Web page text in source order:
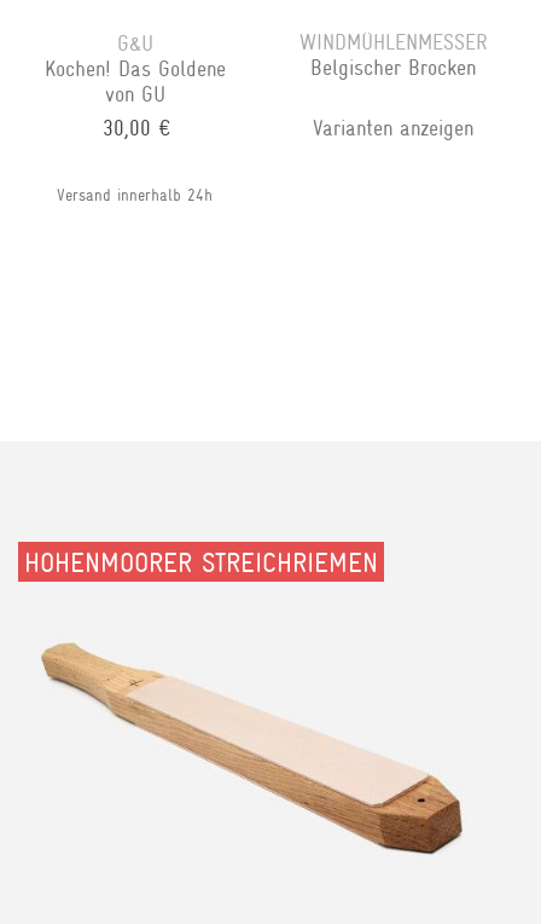
G&U
Kochen! Das Goldene
von GU
30,00 €
Versand innerhalb 24h
WINDMÜHLENMESSER
Belgischer Brocken
Varianten anzeigen
HOHENMOORER STREICHRIEMEN